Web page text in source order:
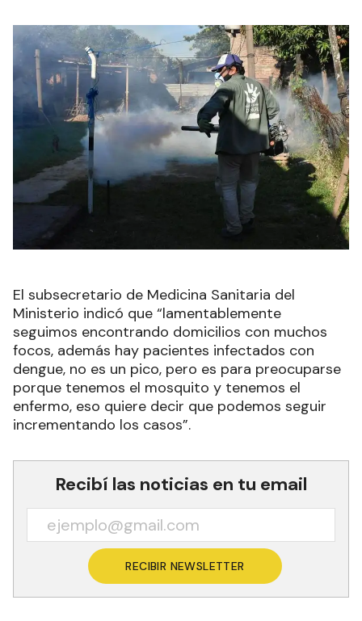
El subsecretario de Medicina Sanitaria del
Ministerio indicó que “lamentablemente
seguimos encontrando domicilios con muchos
focos, además hay pacientes infectados con
dengue, no es un pico, pero es para preocuparse
porque tenemos el mosquito y tenemos el
enfermo, eso quiere decir que podemos seguir
incrementando los casos”.
Recibí las noticias en tu email
RECIBIR NEWSLETTER